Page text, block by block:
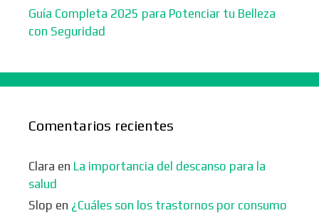
Guía Completa 2025 para Potenciar tu Belleza
con Seguridad
Comentarios recientes
Clara en La importancia del descanso para la
salud
Slop en ¿Cuáles son los trastornos por consumo